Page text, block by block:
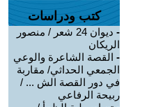
كتب ودراسات
-
ديوان 24 شعر / منصور
الريكان
- القصة الشاعرة والوعي
الجمعي الحداثي/ مقاربة
في دور القصة الش ... /
ربيحة الرفاعي